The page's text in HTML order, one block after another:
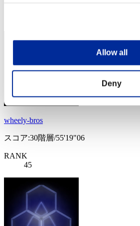
Allow all
Deny
wheely-bros
スコア:30階層/55'19"06
RANK
45